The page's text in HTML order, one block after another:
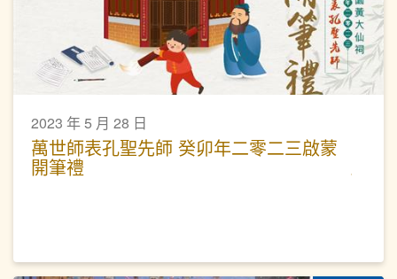
2023 年 5 月 28 日
萬世師表孔聖先師 癸卯年二零二三啟蒙
開筆禮